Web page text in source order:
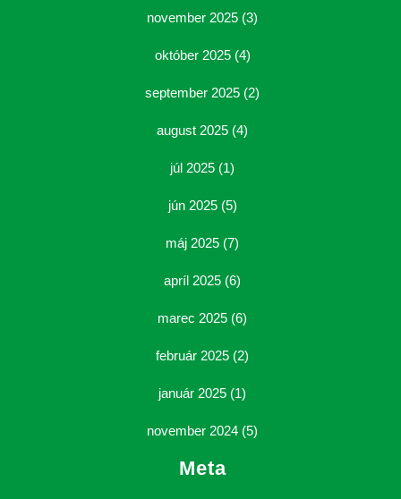
november 2025 (3)
október 2025(4)
september 2025 (2)
august 2025 (4)
júl 2025 (1)
jún 2025(5)
máj 2025 (7)
apríl 2025 (6)
marec 2025 (6)
február 2025 (2)
január 2025 (1)
november 2024 (5)
Meta